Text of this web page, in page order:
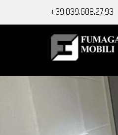
+39.039.608.27.93